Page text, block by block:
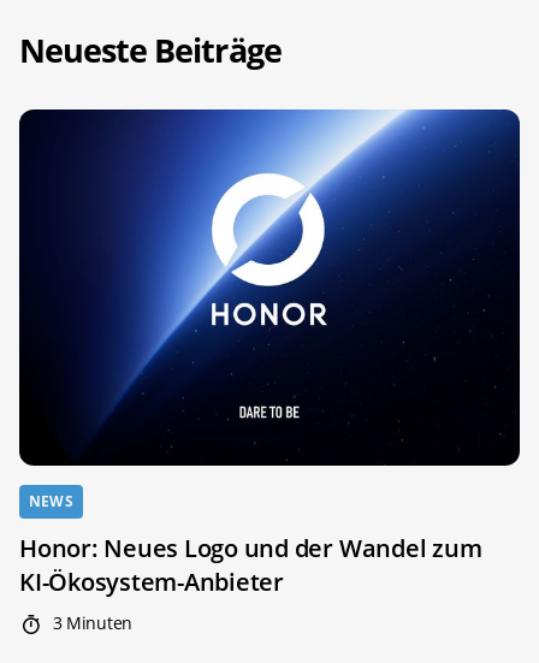
Neueste Beiträge
NEWS
Honor: Neues Logo und der Wandel zum
KI-Ökosystem-Anbieter
3 Minuten